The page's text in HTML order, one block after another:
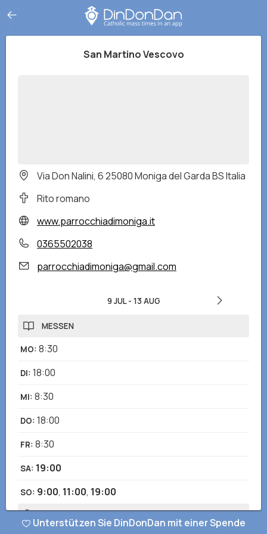
San Martino Vescovo
Via Don Nalini, 6 25080 Moniga del Garda BS Italia
Rito romano
www.parrocchiadimoniga.it
0365502038
parrocchiadimoniga@gmail.com
9 JUL- 13 AUG
MESSEN
MO: 8:30
DI: 18:00
MI: 8:30
DO: 18:00
FR: 8:30
SA: 19:00
SO: 9:00, 11:00, 19:00
BEICHTEN
Unterstützen Sie DinDonDan mit einer Spende